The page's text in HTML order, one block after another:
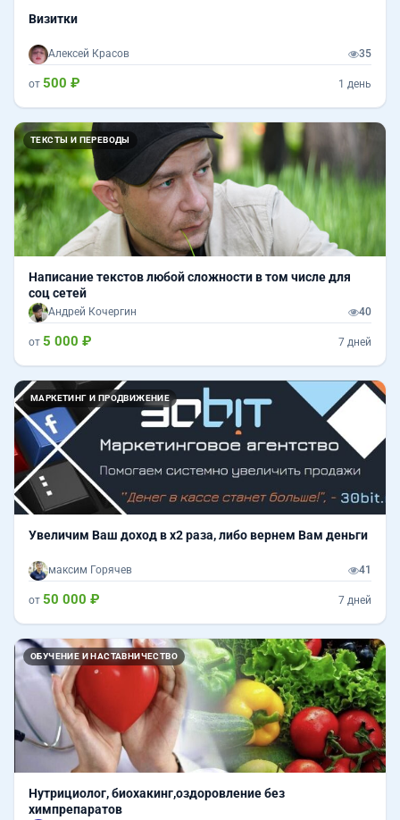
Визитки
Алексей Красов 35
от 500 ₽ 1 день
ТЕКСТЫ И ПЕРЕВОДЫ
Написание текстов любой сложности в том числе для
соц сетей
Андрей Кочергин 40
от 5 000 ₽ 7 дней
МАРКЕТИНГ И ПРОДВИЖЕНИЕ
Увеличим Ваш доход в х2 раза, либо вернем Вам деньги
максим Горячев 41
от 50 000 ₽ 7 дней
ОБУЧЕНИЕ И НАСТАВНИЧЕСТВО
Нутрициолог, биохакинг,оздоровление без
химпрепаратов